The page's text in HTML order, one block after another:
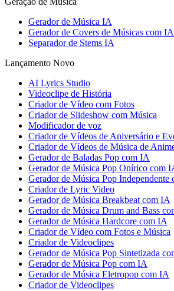
Gerador de Música IA
Gerador de Covers de Músicas com IA
Separador de Stems IA
Lançamento Novo
AI Lyrics Studio
Videoclipe de História
Criador de Vídeo com Fotos
Criador de Slideshow com Música
Modificador de voz
Criador de Vídeos de Aniversário e
Criador de Vídeos de Música de
Gerador de Baladas Pop com IA
Gerador de Música Pop Onírico com
Gerador de Música Pop Independente
Criador de Lyric Video
Gerador de Música Breakbeat com IA
Gerador de Música Drum and Bass
Gerador de Música Hardcore com IA
Criador de Vídeo com Fotos e Música
Criador de Videoclipes
Gerador de Música Pop Sintetizada
Gerador de Música Pop com IA
Gerador de Música Eletropop com IA
Criador de Videoclipes